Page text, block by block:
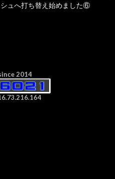
ュへ打ち替え始めました⑥
2014